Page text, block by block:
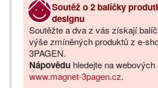
Soutěž o 2 balíčky
designu
Soutěžte a dva z vás získají
výše zmíněných produktů z e-
3PAGEN.
Nápovědu hledejte na
www.magnet-3pagen.cz.